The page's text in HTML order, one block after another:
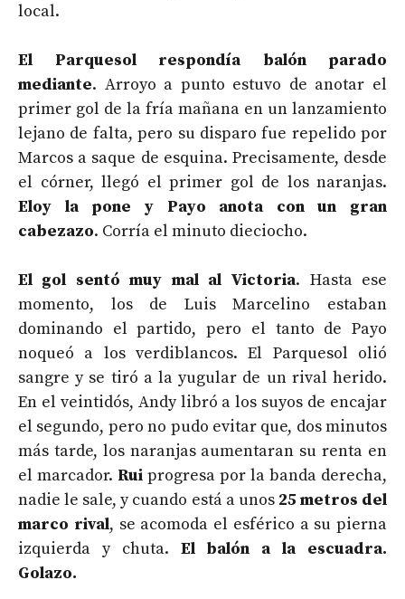
local.
El Parquesol respondía balón parado
mediante. Arroyo a punto estuvo de anotar el
primer gol de la fría mañana en un lanzamiento
lejano de falta, pero su disparo fue repelido por
Marcos a saque de esquina. Precisamente, desde
el córner, llegó el primer gol de los naranjas.
Eloy la pone y Payo anota con un gran
cabezazo. Corría el minuto dieciocho.
El gol sentó muy mal al Victoria. Hasta ese
momento, los de Luis Marcelino estaban
dominando el partido, pero el tanto de Payo
noqueó a los verdiblancos. El Parquesol olió
sangre y se tiró a la yugular de un rival herido.
En el veintidós, Andy libró a los suyos de encajar
el segundo, pero no pudo evitar que, dos minutos
más tarde, los naranjas aumentaran su renta en
el marcador. Rui progresa por la banda derecha,
nadie le sale, y cuando está a unos 25 metros del
marco rival, se acomoda el esférico a su pierna
izquierda y chuta. El balón a la escuadra.
Golazo.